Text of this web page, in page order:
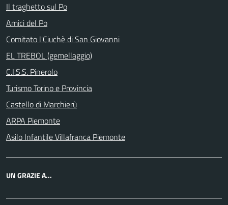
Il traghetto sul Po
Amici del Po
Comitato l'Ciuchè di San Giovanni
EL TREBOL (gemellaggio)
C.I.S.S. Pinerolo
Turismo Torino e Provincia
Castello di Marchierù
ARPA Piemonte
Asilo Infantile Villafranca Piemonte
UN GRAZIE A...